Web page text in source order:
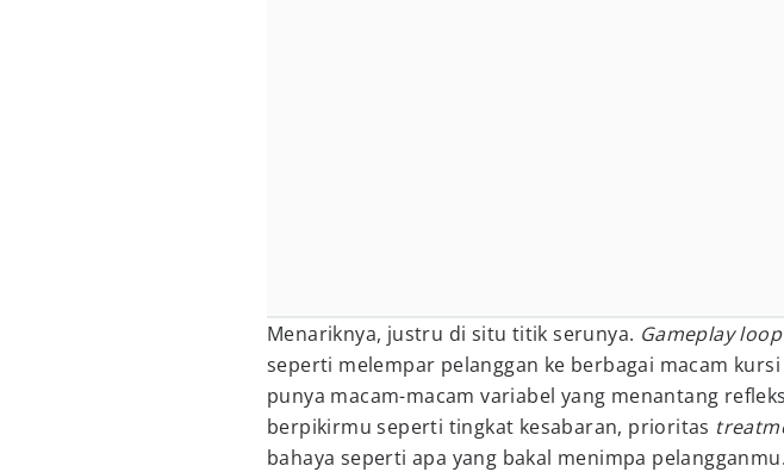
Menariknya, justru di situ titik serunya. Gameplay
seperti melempar pelanggan ke berbagai macam
punya macam-macam variabel yang menantang
berpikirmu seperti tingkat kesabaran, prioritas
bahaya seperti apa yang bakal menimpa